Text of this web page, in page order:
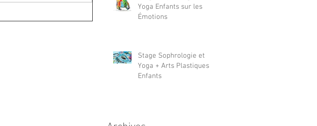
Yoga Enfants sur les
Émotions
Stage Sophrologie et
Yoga + Arts Plastiques
Enfants